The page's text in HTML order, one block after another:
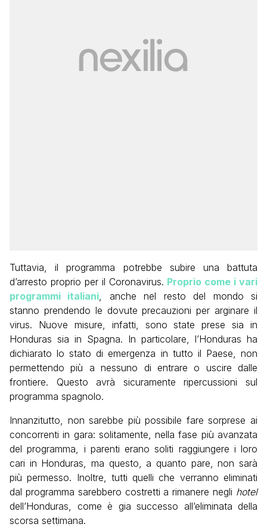
Tuttavia, il programma potrebbe subire una battuta
d’arresto proprio per il Coronavirus. Proprio come i vari
programmi italiani, anche nel resto del mondo si
stanno prendendo le dovute precauzioni per arginare il
virus. Nuove misure, infatti, sono state prese sia in
Honduras sia in Spagna. In particolare, l’Honduras ha
dichiarato lo stato di emergenza in tutto il Paese, non
permettendo più a nessuno di entrare o uscire dalle
frontiere. Questo avrà sicuramente ripercussioni sul
programma spagnolo.
Innanzitutto, non sarebbe più possibile fare sorprese ai
concorrenti in gara: solitamente, nella fase più avanzata
del programma, i parenti erano soliti raggiungere i loro
cari in Honduras, ma questo, a quanto pare, non sarà
più permesso. Inoltre, tutti quelli che verranno eliminati
dal programma sarebbero costretti a rimanere negli hotel
dell’Honduras, come è gia successo all’eliminata della
scorsa settimana.